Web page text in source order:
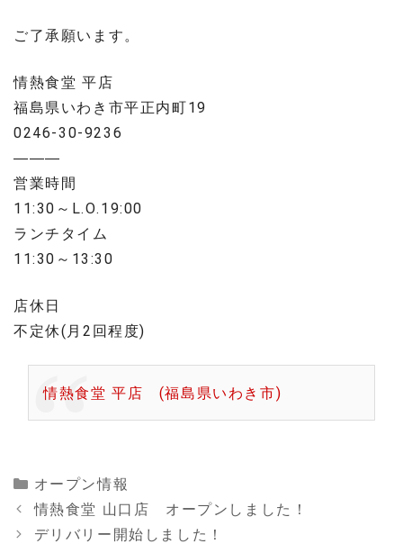
ご了承願います。
情熱食堂 平店
福島県いわき市平正内町19
0246-30-9236
———
営業時間
11:30～L.O.19:00
ランチタイム
11:30～13:30
店休日
不定休(月2回程度)
情熱食堂 平店 (福島県いわき市)
Categories
オープン情報
情熱食堂 山口店 オープンしました！
デリバリー開始しました！